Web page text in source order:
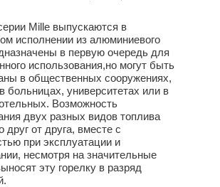
Mille выпускаются в
исполнении из алюминиевого
в первую очередь для
использования,но могут быть
в общественных сооружениях,
больницах, университетах или в
Возможность
двух разных видов топлива
друг от друга, вместе с
при эксплуатации и
несмотря на значительные
эту горелку в разряд